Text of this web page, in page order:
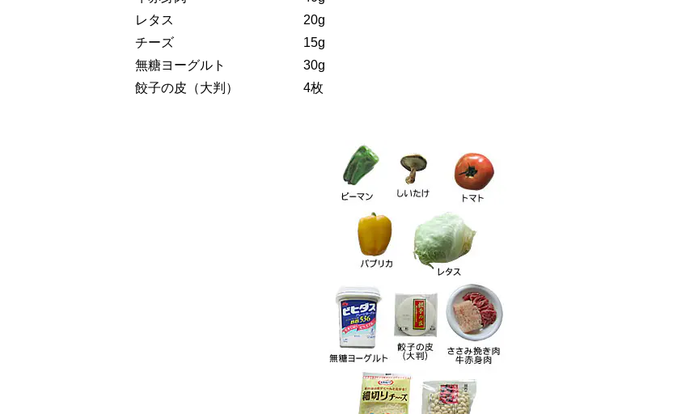
レタス 20g
チーズ 15g
無糖ヨーグルト 30g
餃子の皮（大判） 4枚